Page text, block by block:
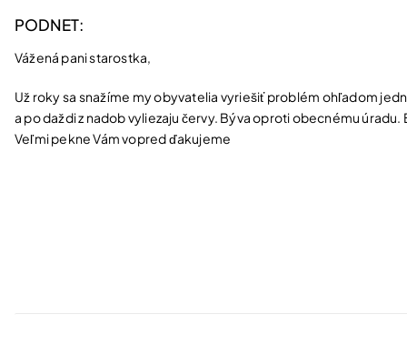
PODNET:
Vážená pani starostka,
Už roky sa snažíme my obyvatelia vyriešiť problém ohľadom
a po daždi z nadob vyliezaju červy. Býva oproti obecnému
Veľmi pekne Vám vopred ďakujeme